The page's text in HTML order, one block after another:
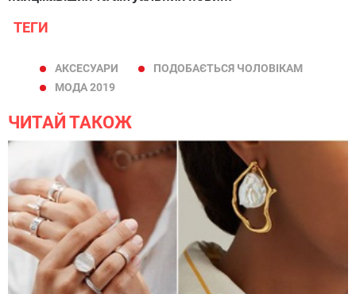
ТЕГИ
АКСЕСУАРИ
ПОДОБАЄТЬСЯ ЧОЛОВІКАМ
МОДА 2019
ЧИТАЙ ТАКОЖ